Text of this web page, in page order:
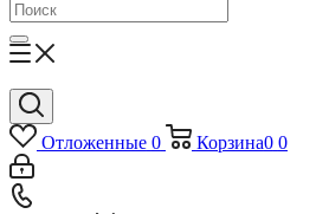
Отложенные 0 Корзина0 0